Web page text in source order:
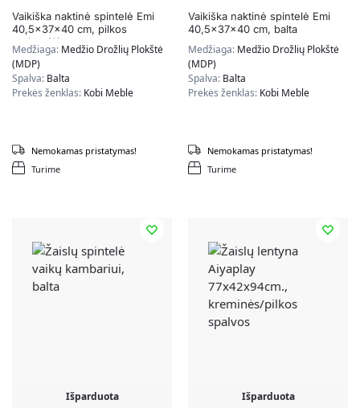
Vaikiška naktinė spintelė Emi
40,5x37x40 cm, pilkos
rankenėlės
Medžiaga: Medžio Drožlių Plokštė
(MDP)
Spalva: Balta
Prekės ženklas: Kobi Meble
Turime
Nemokamas pristatymas!
Vaikiška naktinė spintelė Emi
40,5x37x40 cm, balta
Medžiaga: Medžio Drožlių Plokštė
(MDP)
Spalva: Balta
Prekės ženklas: Kobi Meble
Turime
Nemokamas pristatymas!
Išparduota Išparduota